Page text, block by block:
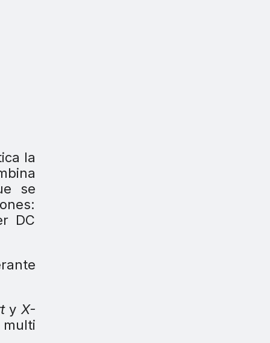
la
se
DC
y X-
multi